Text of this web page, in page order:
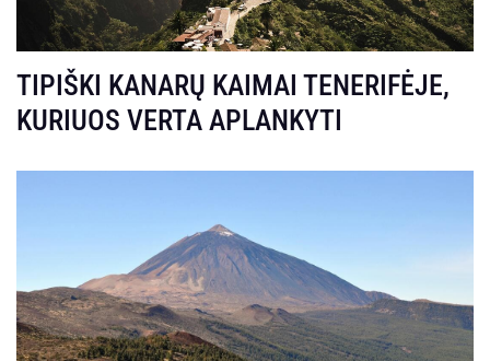
TIPIŠKI KANARŲ KAIMAI TENERIFĖJE,
KURIUOS VERTA APLANKYTI